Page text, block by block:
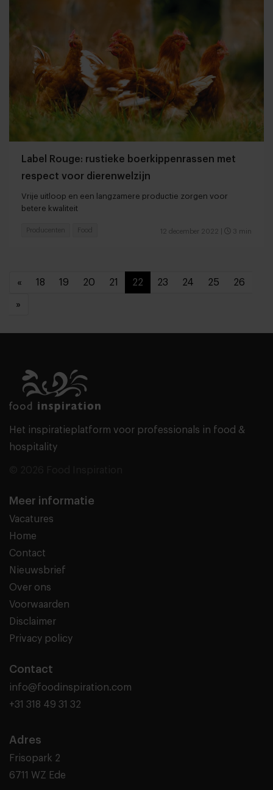
Label Rouge: rustieke boerkippenrassen met
respect voor dierenwelzijn
Vrije uitloop en een langzamere productie zorgen voor
betere kwaliteit
12 december 2022 3 min
Producenten Food
« 18 19 20 21 22 23 24 25 26
»
Het inspiratieplatform voor professionals in food &
hospitality
Meer informatie
Vacatures
Home
Contact
Nieuwsbrief
Over ons
Voorwaarden
Disclaimer
Privacy policy
Contact
info@foodinspiration.com
+31 318 49 31 32
Adres
Frisopark 2
6711 WZ Ede